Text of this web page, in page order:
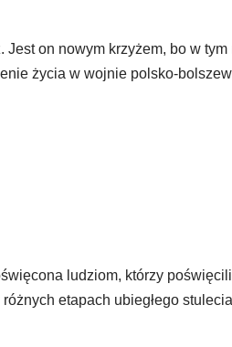
on nowym krzyżem, bo w
życia w wojnie polsko-
ludziom, którzy
etapach ubiegłego